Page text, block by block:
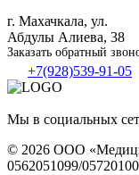
г. Махачкала, ул.
Абдулы Алиева, 38
Заказать обратный
+7(928)539-91-05
Мы в социальных
© 2026 ООО
0562051099/